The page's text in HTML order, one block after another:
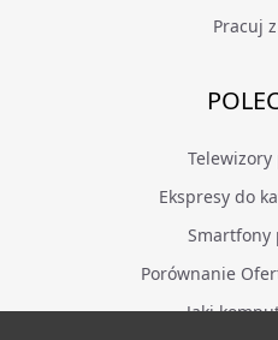
Pracuj
Ekspresy do
Smartfony
Porównanie
Jaki